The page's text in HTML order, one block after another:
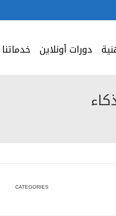
دورات أونلاين خدماتنا
CATEGORIES